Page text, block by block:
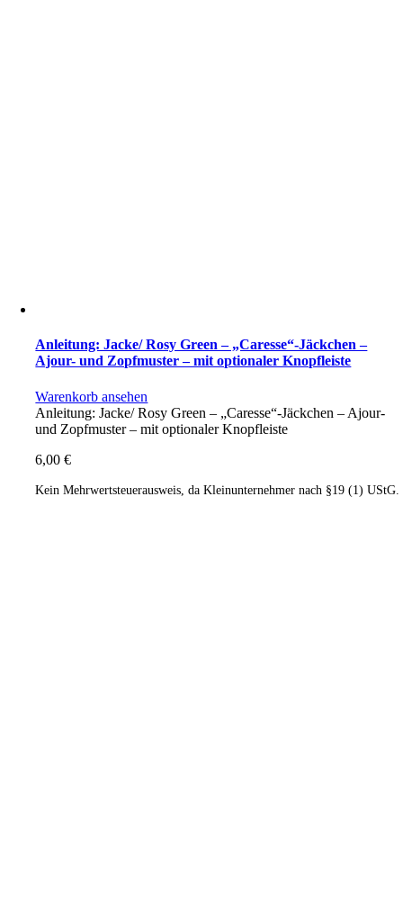
Anleitung: Jacke/ Rosy Green – „Caresse“-Jäckchen –
Ajour- und Zopfmuster – mit optionaler Knopfleiste
Warenkorb ansehen
Anleitung: Jacke/ Rosy Green – „Caresse“-Jäckchen – Ajour-
und Zopfmuster – mit optionaler Knopfleiste
6,00€
Kein Mehrwertsteuerausweis, da Kleinunternehmer nach §19 (1) UStG.